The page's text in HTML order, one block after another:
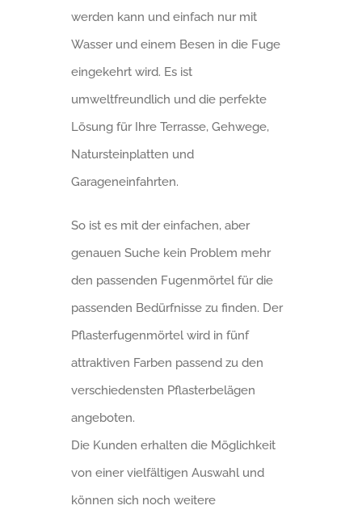
werden kann und einfach nur mit
Wasser und einem Besen in die Fuge
eingekehrt wird. Es ist
umweltfreundlich und die perfekte
Lösung für Ihre Terrasse, Gehwege,
Natursteinplatten und
Garageneinfahrten.
So ist es mit der einfachen, aber
genauen Suche kein Problem mehr
den passenden Fugenmörtel für die
passenden Bedürfnisse zu finden. Der
Pflasterfugenmörtel wird in fünf
attraktiven Farben passend zu den
verschiedensten Pflasterbelägen
angeboten.
Die Kunden erhalten die Möglichkeit
von einer vielfältigen Auswahl und
können sich noch weitere